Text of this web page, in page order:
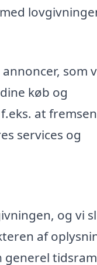
som
køb og
at
services og
og vi
af
generel